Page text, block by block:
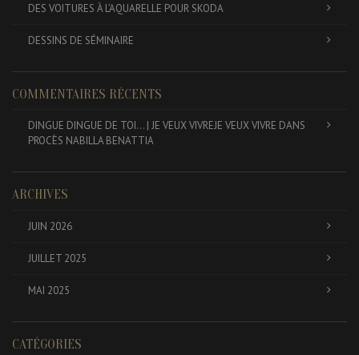
DES VOITURES À L’AQUARELLE POUR SKODA
DESSINS DE SÉMINAIRE
COMMENTAIRES RÉCENTS
DINGUE DINGUE DE TOI... | JE VEUX VIVREJE VEUX VIVRE DANS
PROCÈS NABILLA BENATTIA
ARCHIVES
JUIN 2026
JUILLET 2025
MAI 2025
CATÉGORIES